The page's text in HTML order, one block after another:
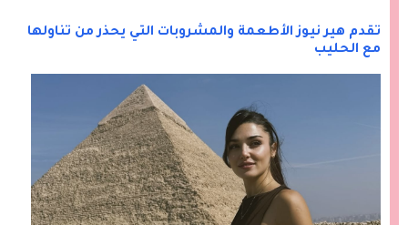
تقدم هير نيوز الأطعمة والمشروبات التي يحذر من تناولها
مع الحليب